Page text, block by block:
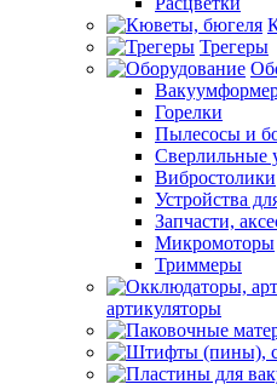
Трегеры
Горелки
Пылесосы и
Сверлильные
Вибростолики
Устройства
Запчасти,
Микромоторы
Триммеры
артикуляторы